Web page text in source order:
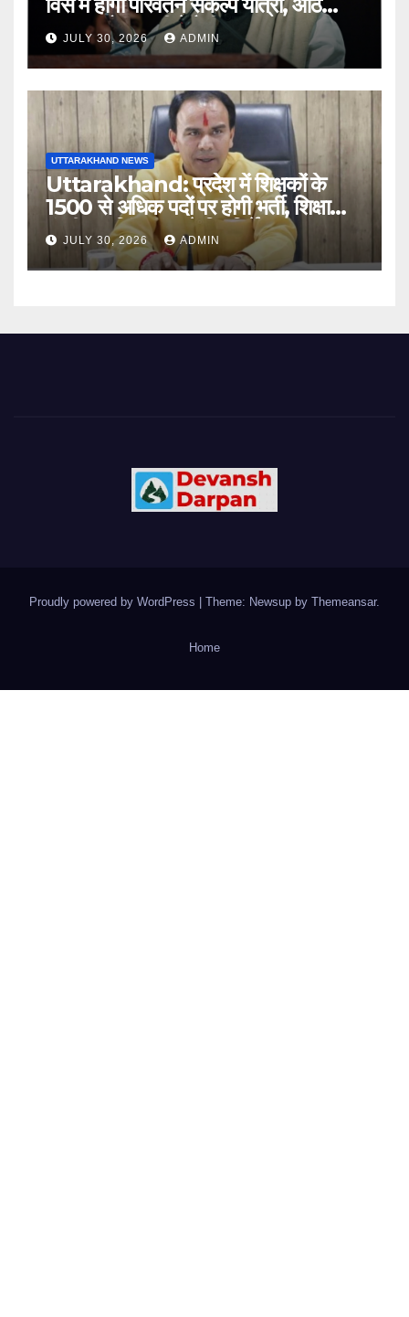
अगस्त को हल्द्वानी में रैली
JULY 30, 2026 ADMIN
UTTARAKHAND NEWS
Uttarakhand: प्रदेश में शिक्षकों के
1500 से अधिक पदों पर होगी भर्ती, शिक्षा
मंत्री धन सिंह रावत ने दिए निर्देश
JULY 30, 2026 ADMIN
Proudly powered by WordPress Theme: Newsup by Themeansar.
Home